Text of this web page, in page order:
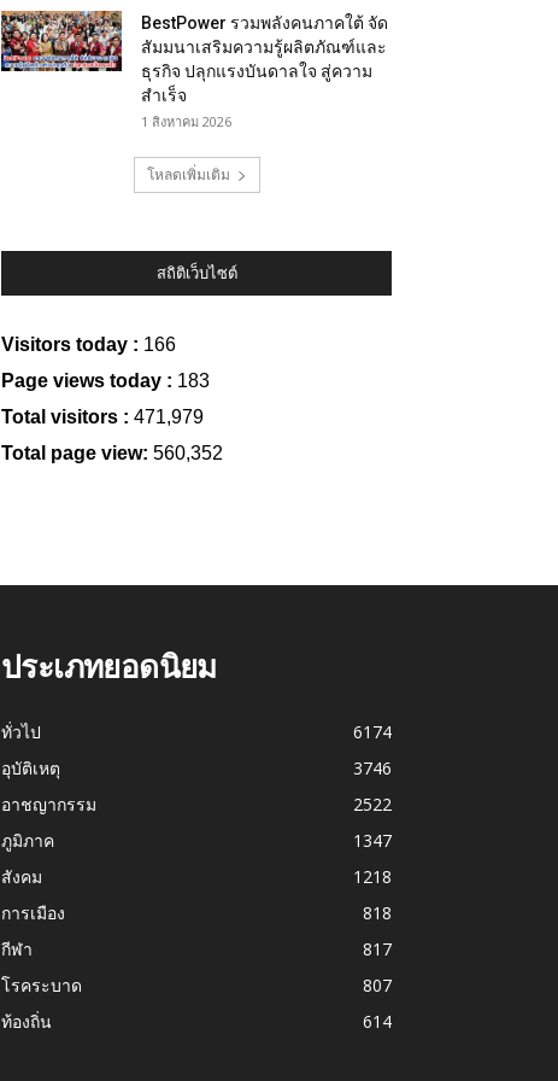
BestPower รวมพลังคนภาคใต้ จัด
สัมมนาเสริมความรู้ผลิตภัณฑ์และ
ธุรกิจ ปลุกแรงบันดาลใจ สู่ความ
สำเร็จ
1 สิงหาคม 2026
โหลดเพิ่มเติม
สถิติเว็บไซต์
Visitors today : 166
Page views today : 183
Total visitors : 471,979
Total page view: 560,352
ประเภทยอดนิยม
ทั่วไป
6174
อุบัติเหตุ
3746
อาชญากรรม
2522
ภูมิภาค
1347
สังคม
1218
การเมือง
818
กีฬา
817
โรคระบาด
807
ท้องถิ่น
614